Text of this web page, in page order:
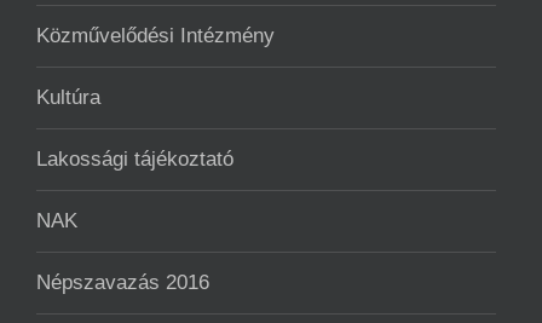
Közművelődési Intézmény
Kultúra
Lakossági tájékoztató
NAK
Népszavazás 2016